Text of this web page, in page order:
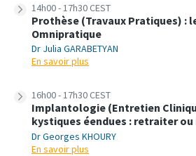
14h00 - 17h30 CEST
Prothèse (Travaux Pratiques) :
Omnipratique
Dr Julia GARABETYAN
En savoir plus
16h00 - 17h30 CEST
Implantologie (Entretien
kystiques éendues : retraiter
Dr Georges KHOURY
En savoir plus